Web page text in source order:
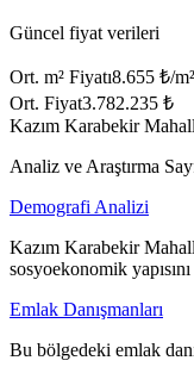
Güncel fiyat verileri
Ort. m² Fiyatı8.655 ₺/m²
Ort. Fiyat3.782.235 ₺
Kazım Karabekir
Analiz ve Araştırma
Demografi Analizi
Kazım Karabekir
sosyoekonomik
Emlak Danışmanları
Bu bölgedeki emlak